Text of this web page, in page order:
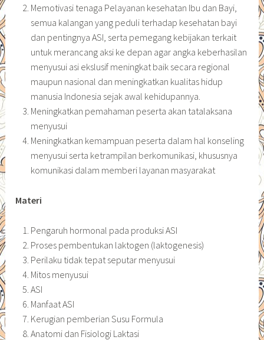
Memotivasi tenaga Pelayanan kesehatan Ibu dan Bayi,
semua kalangan yang peduli terhadap kesehatan bayi
dan pentingnya ASI, serta pemegang kebijakan terkait
untuk merancang aksi ke depan agar angka keberhasilan
menyusui asi ekslusif meningkat baik secara regional
maupun nasional dan meningkatkan kualitas hidup
manusia Indonesia sejak awal kehidupannya.
Meningkatkan pemahaman peserta akan tatalaksana
menyusui
Meningkatkan kemampuan peserta dalam hal konseling
menyusui serta ketrampilan berkomunikasi, khususnya
komunikasi dalam memberi layanan masyarakat
Materi
Pengaruh hormonal pada produksi ASI
Proses pembentukan laktogen (laktogenesis)
Perilaku tidak tepat seputar menyusui
Mitos menyusui
ASI
Manfaat ASI
Kerugian pemberian Susu Formula
Anatomi dan Fisiologi Laktasi